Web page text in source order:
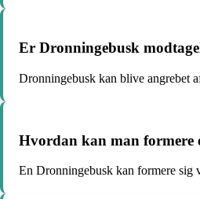
Er Dronningebusk
Dronningebusk kan blive angrebet
Hvordan kan man formere
En Dronningebusk kan formere sig